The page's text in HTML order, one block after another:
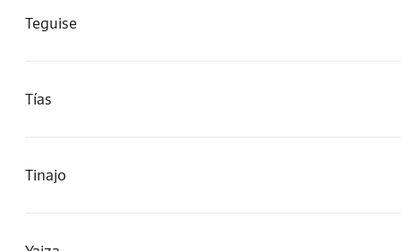
Teguise
Tías
Tinajo